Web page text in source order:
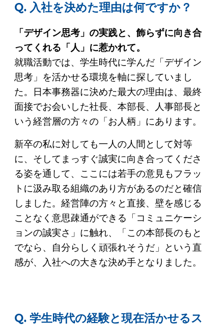
Q. 入社を決めた理由は何ですか？
「デザイン思考」の実践と、飾らずに向き合
ってくれる「人」に惹かれて。
就職活動では、学生時代に学んだ「デザイン
思考」を活かせる環境を軸に探していまし
た。日本事務器に決めた最大の理由は、最終
面接でお会いした社長、本部長、人事部長と
いう経営層の方々の「お人柄」にあります。
新卒の私に対しても一人の人間として対等
に、そしてまっすぐ誠実に向き合ってくださ
る姿を通して、ここには若手の意見もフラッ
トに汲み取る組織のあり方があるのだと確信
しました。経営陣の方々と直接、壁を感じる
ことなく意思疎通ができる「コミュニケーシ
ョンの誠実さ」に触れ、「この本部長のもと
でなら、自分らしく頑張れそうだ」という直
感が、入社への大きな決め手となりました。
Q. 学生時代の経験と現在活かせるス